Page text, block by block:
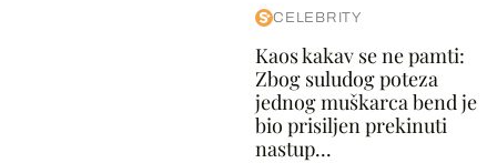
CELEBRITY
Kaos kakav se ne pamti:
Zbog suludog poteza
jednog muškarca bend je
bio prisiljen prekinuti
nastup...